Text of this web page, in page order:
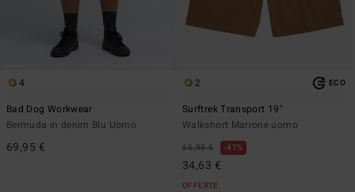
4
Bad Dog Workwear
Bermuda in denim Blu Uomo
69,95 €
2 ECO
Surftrek Transport 19"
Walkshort Marrone uomo
65,95 € 47%
34,63 €
OFFERTE